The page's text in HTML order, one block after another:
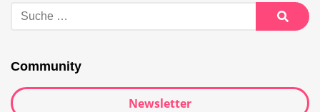
Community
Newsletter